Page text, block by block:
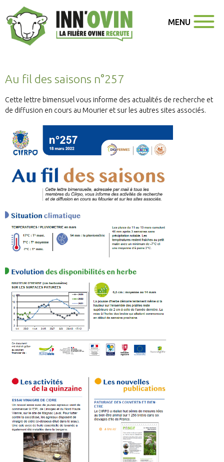
MENU
Au fil des saisons n°257
Cette lettre bimensuel vous informe des actualités de recherche et
de diffusion en cours au Mourier et sur les autres sites associés.